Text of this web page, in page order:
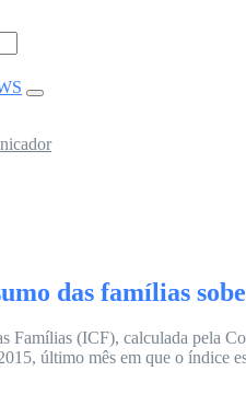
das famílias
Famílias (ICF), calculada pela
último mês em que o índice